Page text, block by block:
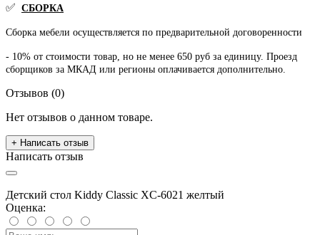
✅ СБОРКА
Сборка мебели осуществляется по предварительной договоренности
- 10% от стоимости товар, но не менее 650 руб за единицу. Проезд
сборщиков за МКАД или регионы оплачивается дополнительно.
Отзывов (0)
Нет отзывов о данном товаре.
+ Написать отзыв
Написать отзыв
Детский стол Kiddy Classic XC-6021 желтый
Оценка: